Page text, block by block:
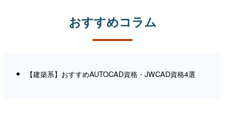
おすすめコラム
【建築系】おすすめAUTOCAD資格・JWCAD資格4選